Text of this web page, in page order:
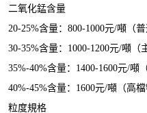
二氧化錳含量
20-25%含量：800-1000元/噸（普
30-35%含量： 1000-1200元/噸（
35%-40%含量：1400-1600元/噸
40%-45%含量： 1600元/噸 （高
粒度規格